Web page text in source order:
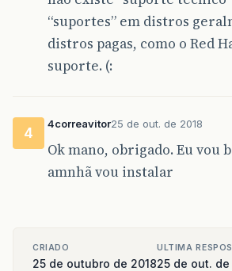
“suportes” em distros
distros pagas, como o Red
suporte. (:
4
4correavitor25 de out. de 2018
Ok mano, obrigado. Eu vou
amnhã vou instalar
CRIADO
25 de outubro de 2018
ULTIMA
25 de out. de